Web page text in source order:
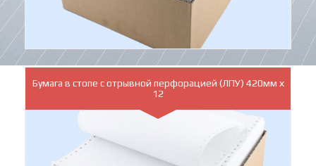
Бумага в стопе с отрывной перфорацией (ЛПУ) 420мм х
12